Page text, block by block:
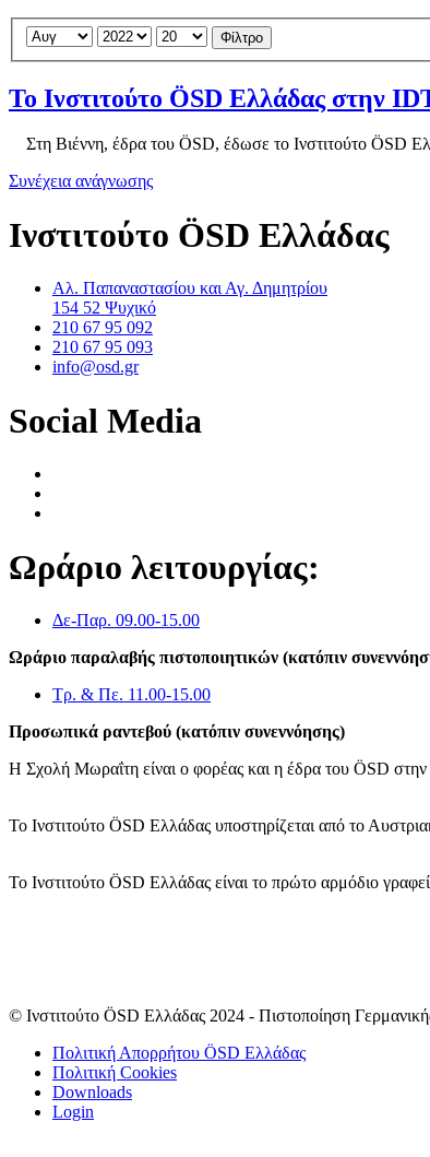
Φίλτρο
Το Ινστιτούτο ÖSD Ελλάδας στην
Στη Βιέννη, έδρα του ÖSD, έδωσε το Ινστιτούτο ÖSD
Συνέχεια ανάγνωσης
Ινστιτούτο ÖSD Ελλάδας
Αλ. Παπαναστασίου και Αγ. Δημητρίου
154 52 Ψυχικό
210 67 95 092
210 67 95 093
info@osd.gr
Social Media
Ωράριο λειτουργίας:
Δε-Παρ. 09.00-15.00
Ωράριο παραλαβής πιστοποιητικών (κατόπιν
Τρ. & Πε. 11.00-15.00
Προσωπικά ραντεβού (κατόπιν συνεννόησης)
Η Σχολή Μωραΐτη είναι ο φορέας και η έδρα του ÖSD
Το Ινστιτούτο ÖSD Ελλάδας υποστηρίζεται από το
Το Ινστιτούτο ÖSD Ελλάδας είναι το πρώτο αρμόδιο
© Ινστιτούτο ÖSD Ελλάδας 2024 - Πιστοποίηση
Πολιτική Απορρήτου ÖSD Ελλάδας
Πολιτική Cookies
Downloads
Login